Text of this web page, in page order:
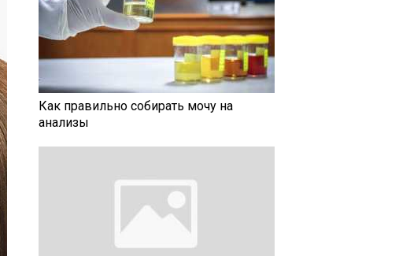
Как правильно собирать мочу на
анализы